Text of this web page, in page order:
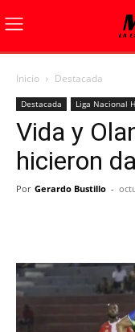
Inicio Destacada
Destacada Liga Nacional
Vida y
hicieron
Por Gerardo Bustillo -